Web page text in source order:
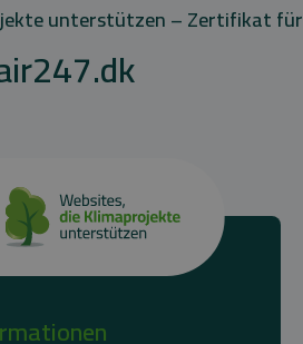
unterstützen – Zertifikat für